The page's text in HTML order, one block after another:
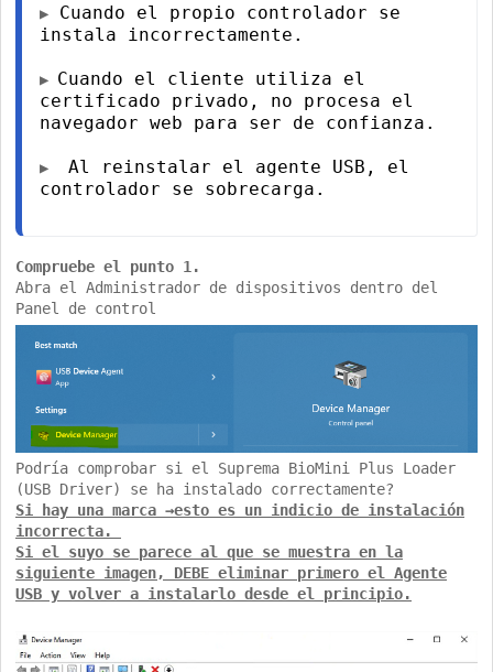
▶
Cuando el propio controlador se
instala incorrectamente.
▶ Cuando el cliente utiliza el
certificado privado, no procesa el
navegador web para ser de confianza.
▶
Al reinstalar el agente USB, el
controlador se sobrecarga.
Compruebe el punto 1.
Abra el Administrador de dispositivos dentro del
Panel de control
Podría comprobar si el Suprema BioMini Plus Loader
(USB Driver) se ha instalado correctamente?
Si hay una marca →esto es un indicio de instalación
incorrecta.
Si el suyo se parece al que se muestra en la
siguiente imagen, DEBE eliminar primero el Agente
USB y volver a instalarlo desde el principio.